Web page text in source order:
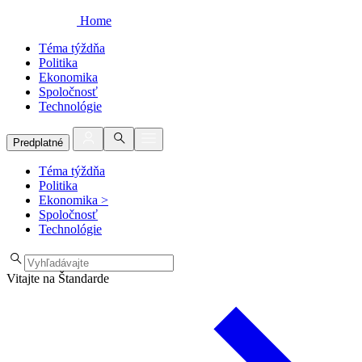
Home
Téma týždňa
Politika
Ekonomika
Spoločnosť
Technológie
Predplatné
Téma týždňa
Politika
Ekonomika >
Spoločnosť
Technológie
Vitajte na Štandarde